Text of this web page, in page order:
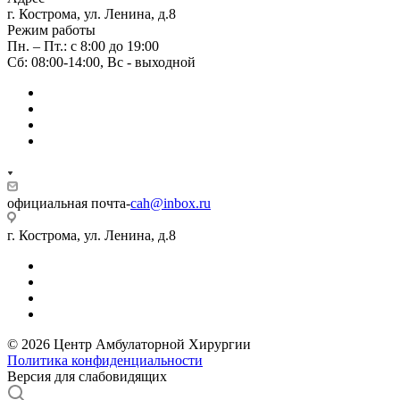
г. Кострома, ул. Ленина, д.8
Режим работы
Пн. – Пт.: с 8:00 до 19:00
Сб: 08:00-14:00, Вс - выходной
официальная почта-cah@inbox.ru
г. Кострома, ул. Ленина, д.8
© 2026 Центр Амбулаторной Хирургии
Политика конфиденциальности
Версия для слабовидящих